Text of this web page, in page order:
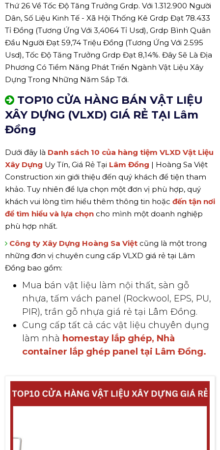
Thứ 26 Về Tốc Độ Tăng Trưởng Grdp. Với 1.312.900 Người
Dân, Số Liệu Kinh Tế - Xã Hội Thống Kê Grdp Đạt 78.433
Tỉ Đồng (Tương Ứng Với 3,4064 Tỉ Usd), Grdp Bình Quân
Đầu Người Đạt 59,74 Triệu Đồng (Tương Ứng Với 2.595
Usd), Tốc Độ Tăng Trưởng Grdp Đạt 8,14%. Đây Sẽ Là Địa
Phương Có Tiềm Năng Phát Triển Ngành Vật Liệu Xây
Dựng Trong Những Năm Sắp Tới.
TOP10 CỬA HÀNG BÁN VẬT LIỆU
XÂY DỰNG (VLXD) GIÁ RẺ TẠI Lâm
Đồng
Dưới đây là Danh sách 10 của hàng tiệm VLXD Vật Liệu
Xây Dựng Uy Tín, Giá Rẻ Tại Lâm Đồng | Hoàng Sa Việt
Construction xin giới thiệu đến quý khách để tiện tham
khảo. Tuy nhiên để lựa chọn một đơn vị phù hợp, quý
khách vui lòng tìm hiểu thêm thông tin hoặc đến tận nơi
để tìm hiểu và lựa chọn cho mình một doanh nghiệp
phù hợp nhất.
Công ty Xây Dựng Hoàng Sa Việt cũng là một trong
những đơn vị chuyên cung cấp VLXD giá rẻ tại Lâm
Đồng bao gồm:
Mua bán vật liệu làm nội thất, sàn gỗ
nhựa, tấm vách panel (Rockwool, EPS, PU,
PIR), trần gỗ nhựa giá rẻ tại Lâm Đồng.
Cung cấp tất cả các vật liệu chuyên dụng
làm nhà homestay lắp ghép, Nhà
container lắp ghép panel tại Lâm Đồng.